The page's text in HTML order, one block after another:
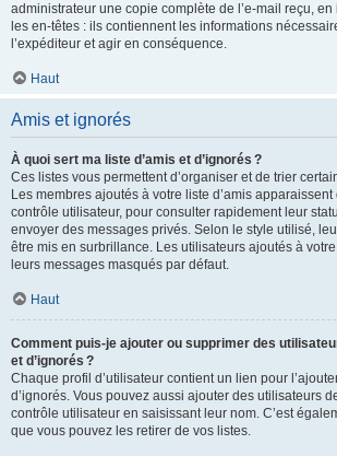
administrateur une copie complète de l’e-mail reçu,
les en-têtes : ils contiennent les informations
l’expéditeur et agir en conséquence.
Haut
Amis et ignorés
À quoi sert ma liste d’amis et d’ignorés ?
Ces listes vous permettent d’organiser et de trier
Les membres ajoutés à votre liste d’amis
contrôle utilisateur, pour consulter rapidement leur
envoyer des messages privés. Selon le style utilisé,
être mis en surbrillance. Les utilisateurs ajoutés à
leurs messages masqués par défaut.
Haut
Comment puis-je ajouter ou supprimer des
et d’ignorés ?
Chaque profil d’utilisateur contient un lien pour
d’ignorés. Vous pouvez aussi ajouter des utilisateurs
contrôle utilisateur en saisissant leur nom. C’est
que vous pouvez les retirer de vos listes.